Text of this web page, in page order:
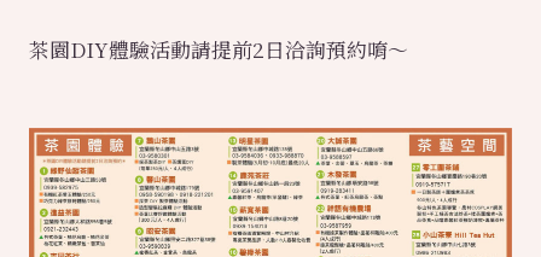
茶園DIY體驗活動請提前2日洽詢預約唷～